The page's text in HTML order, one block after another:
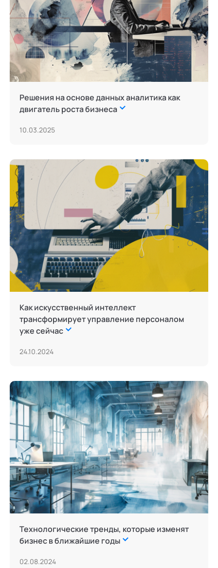
Решения на основе данных аналитика как
двигатель роста бизнеса
10.03.2025
Как искусственный интеллект
трансформирует управление персоналом
уже сейчас
24.10.2024
Технологические тренды, которые изменят
бизнес в ближайшие годы
02.08.2024